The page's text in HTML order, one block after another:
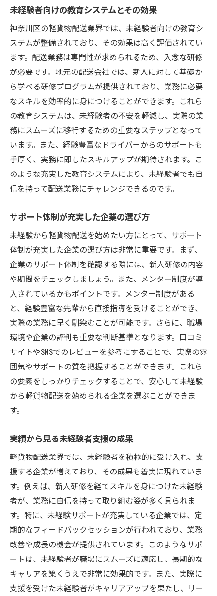
未経験者向けの教育システムとその効果
神奈川区の軽貨物配送業界では、未経験者向けの教育シ
ステムが整備されており、その効果は高く評価されてい
ます。配送業務は専門性が求められるため、入念な研修
が必要です。地元の配送会社では、新人に対して基礎か
ら学べる研修プログラムが提供されており、業務に必要
なスキルを効率的に身につけることができます。これら
の教育システムは、未経験者の不安を軽減し、実際の業
務にスムーズに移行するための重要なステップとなって
います。また、経験豊富なドライバーからのサポートも
手厚く、実務に即したスキルアップが期待されます。こ
のような充実した教育システムにより、未経験者でも自
信を持って配送業務にチャレンジできるのです。
サポート体制が充実した企業の選び方
未経験から軽貨物配送を始めたい方にとって、サポート
体制が充実した企業の選び方は非常に重要です。まず、
企業のサポート体制を確認する際には、新人研修の内容
や期間をチェックしましょう。また、メンター制度が導
入されているかもポイントです。メンター制度がある
と、経験豊富な先輩から直接指導を受けることができ、
実際の業務に早く馴染むことが可能です。さらに、職場
環境や企業の評判も重要な判断基準となります。口コミ
サイトやSNSでのレビューを参考にすることで、実際の雰
囲気やサポートの質を把握することができます。これら
の要素をしっかりチェックすることで、安心して未経験
から軽貨物配送を始められる企業を選ぶことができま
す。
実績から見る未経験者支援の成果
軽貨物配送業界では、未経験者を積極的に受け入れ、支
援する企業が増えており、その成果も着実に現れていま
す。例えば、新人研修を経てスキルを身につけた未経験
者が、業務に自信を持って取り組む姿が多く見られま
す。特に、未経験サポートが充実している企業では、定
期的なフィードバックセッションが行われており、業務
改善や成長の機会が提供されています。このようなサポ
ートは、未経験者が職場にスムーズに適応し、長期的な
キャリアを築くうえで非常に効果的です。また、実際に
支援を受けた未経験者がキャリアアップを果たし、リー